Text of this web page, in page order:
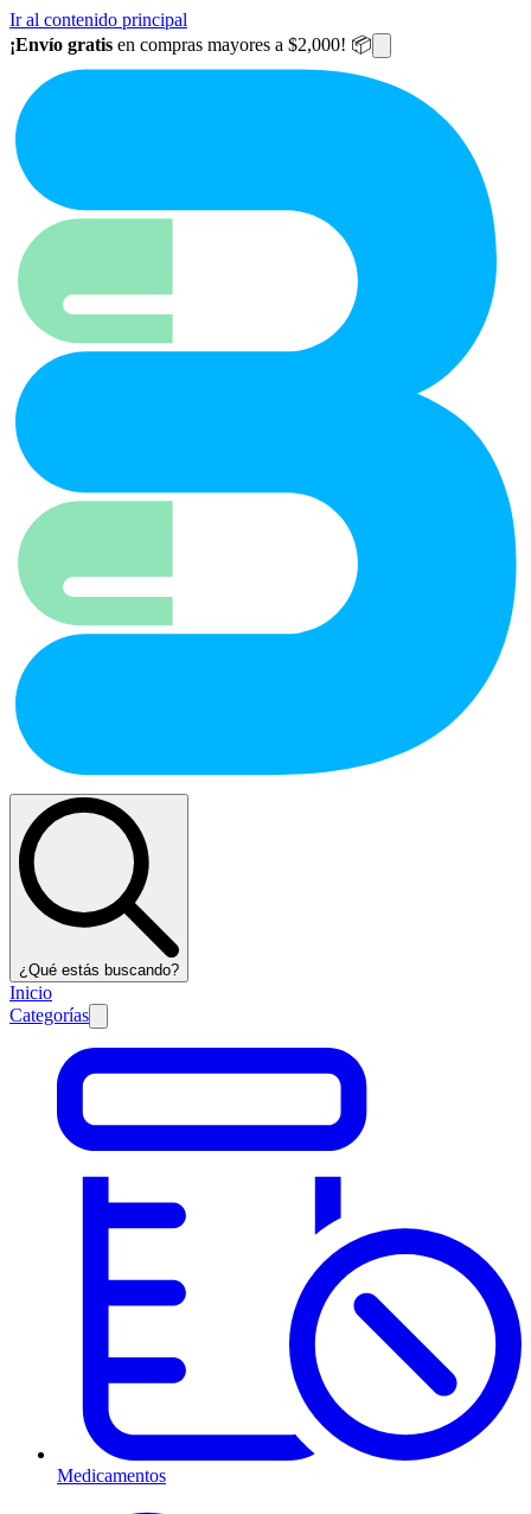
Ir al contenido principal
¡Envío gratis en compras mayores a $2,000! 📦
¿Qué estás buscando?
Inicio
Categorías
Medicamentos